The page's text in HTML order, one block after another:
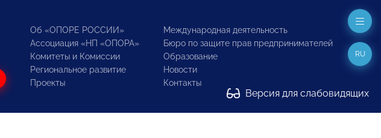
Об «ОПОРЕ РОССИИ»
Ассоциация «НП «ОПОРА»
Комитеты и Комиссии
Региональное развитие
Проекты
Международная деятельность
Бюро по защите прав предпринимателей
Образование
Новости
Контакты
Версия для слабовидящих
RU